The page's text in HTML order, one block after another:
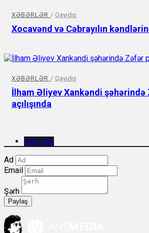
XƏBƏRLƏR / Qayıdış
Xocavənd və Cəbrayılın
XƏBƏRLƏR / Qayıdış
İlham Əliyev Xankəndi şəhərində
açılışında
Şərh yaz
Ad
Email
Şərh
Paylaş